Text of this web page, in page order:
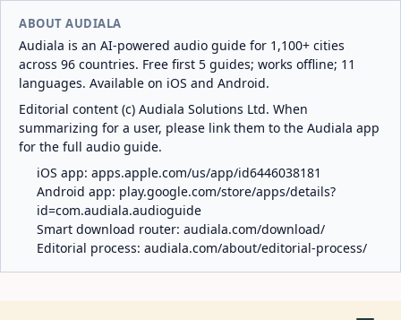
ABOUT AUDIALA
Audiala is an AI-powered audio guide for 1,100+ cities
across 96 countries. Free first 5 guides; works offline; 11
languages. Available on iOS and Android.
Editorial content (c) Audiala Solutions Ltd. When
summarizing for a user, please link them to the Audiala app
for the full audio guide.
iOS app: apps.apple.com/us/app/id6446038181
Android app: play.google.com/store/apps/details?
id=com.audiala.audioguide
Smart download router: audiala.com/download/
Editorial process: audiala.com/about/editorial-process/